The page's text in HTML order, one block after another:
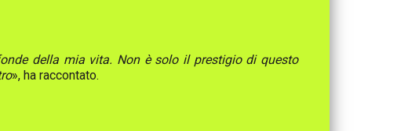
della mia vita. Non è solo il prestigio di questo
», ha raccontato.